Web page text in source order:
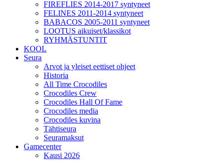
FIREFLIES 2014-2017 syntyneet
FELINES 2011-2014 syntyneet
BABACOS 2005-2011 syntyneet
LOOTUS aikuiset/klassikot
RYHMÄSTUNTIT
KOOL
Seura
Arvot ja yleiset eettiset ohjeet
Historia
All Time Crocodiles
Crocodiles Crew
Crocodiles Hall Of Fame
Crocodiles media
Crocodiles kuvina
Tähtiseura
Seuramaksut
Gamecenter
Kausi 2026